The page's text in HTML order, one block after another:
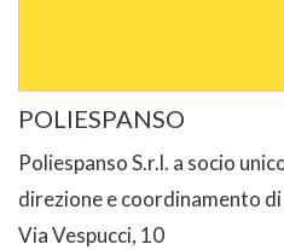
POLIESPANSO
Poliespanso S.r.l. a socio
direzione e coordinamento
Via Vespucci, 10